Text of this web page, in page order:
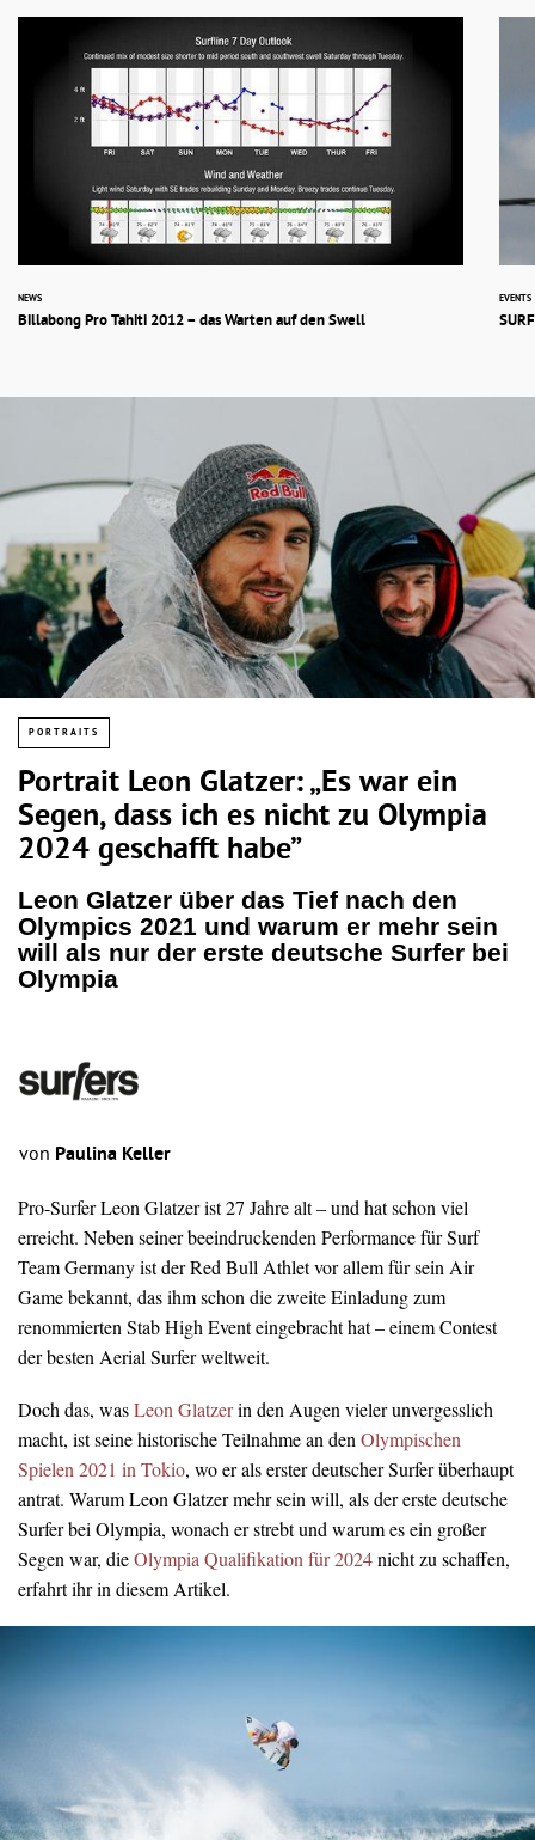
NEWS
Billabong Pro Tahiti 2012 – das Warten auf den Swell
EVENTS
PORTRAITS
Portrait Leon Glatzer: „Es war ein
Segen, dass ich es nicht zu Olympia
2024 geschafft habe”
Leon Glatzer über das Tief nach den
Olympics 2021 und warum er mehr sein
will als nur der erste deutsche Surfer bei
Olympia
von Paulina Keller
Pro-Surfer Leon Glatzer ist 27 Jahre alt – und hat schon viel
erreicht. Neben seiner beeindruckenden Performance für Surf
Team Germany ist der Red Bull Athlet vor allem für sein Air
Game bekannt, das ihm schon die zweite Einladung zum
renommierten Stab High Event eingebracht hat – einem Contest
der besten Aerial Surfer weltweit.
Doch das, wasLeon Glatzerin den Augen vieler unvergesslich
macht, ist seine historische Teilnahme an den Olympischen
Spielen 2021 in Tokio, wo er als erster deutscher Surfer überhaupt
antrat. Warum Leon Glatzer mehr sein will, als der erste deutsche
Surfer bei Olympia, wonach er strebt und warum es ein großer
Segen war, dieOlympia Qualifikation für 2024nicht zu schaffen,
erfahrt ihr in diesem Artikel.